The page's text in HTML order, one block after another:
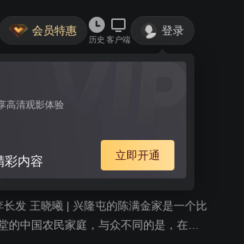
会员特惠
历史 客户端
登录
高清观影体验
彩内容 立即开通
日子
发 王晓曦 | 兴隆屯的陈满金家是一个比
的中国农民家庭，与众不同的是，在这